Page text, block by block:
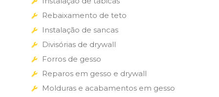
Rebaixamento de teto
Instalação de sancas
Divisórias de drywall
Forros de gesso
Reparos em gesso e drywall
Molduras e acabamentos em gesso